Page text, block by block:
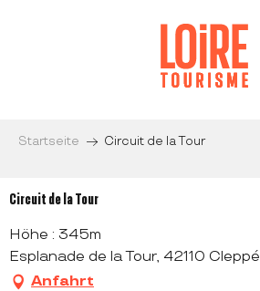
Startseite Circuit de la Tour
Circuit de la Tour
Höhe : 345m
Esplanade de la Tour, 42110 Cleppé
Anfahrt